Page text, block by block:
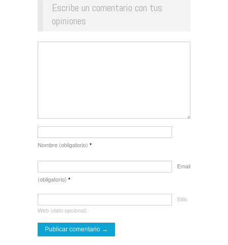
Escribe un comentario con tus
opiniones
Nombre (obligatorio) *
Email
(obligatorio) *
Sitio
Web (dato opcional)